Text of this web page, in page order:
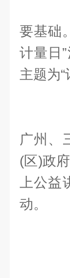
要基础
计量日
主题为
广州、
(区)政
上公
动。